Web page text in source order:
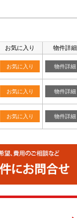
お気に入り 物件詳細
お気に入り 物件詳細
お気に入り 物件詳細
お気に入り 物件詳細